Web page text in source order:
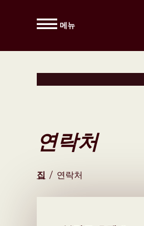
메뉴
연락처
집 / 연락처